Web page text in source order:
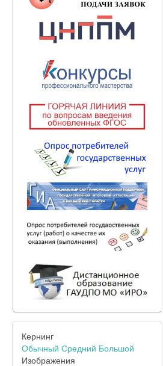
Кернинг
Обычный Средний Большой
Изображения